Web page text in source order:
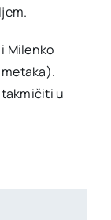
Milenko
u